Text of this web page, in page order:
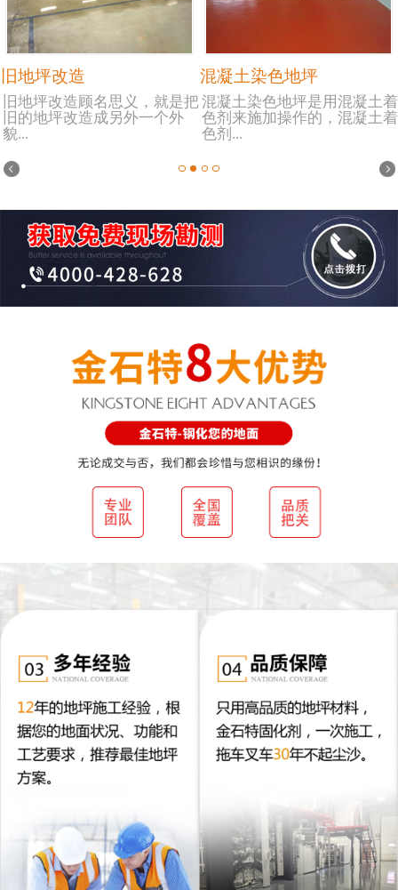
旧地坪改造
旧地坪改造顾名思义，就是把
旧的地坪改造成另外一个外
貌...
混凝土染色地坪
混凝土染色地坪是用混凝土着
色剂来施加操作的，混凝土着
色剂...